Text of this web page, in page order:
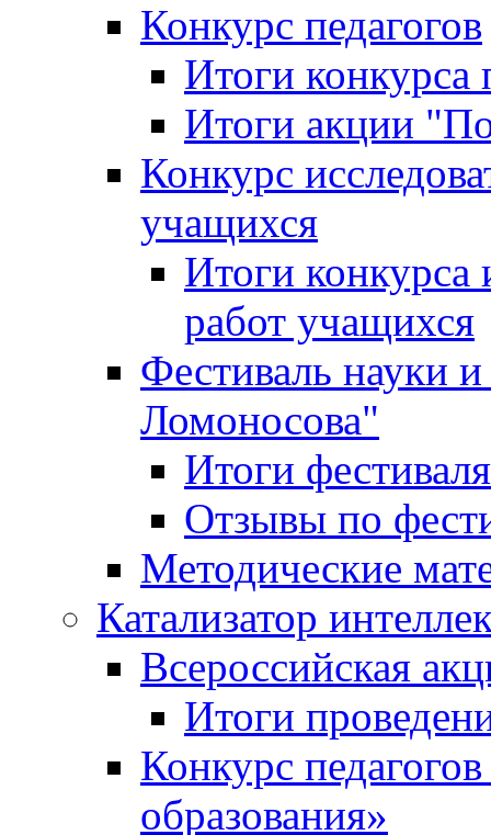
Конкурс педагогов
Итоги конкурса
Итоги акции
Конкурс
учащихся
Итоги конкурса
работ учащихся
Фестиваль науки
Ломоносова"
Итоги фестиваля
Отзывы по
Методические
Катализатор
Всероссийская
Итоги
Конкурс
образования»